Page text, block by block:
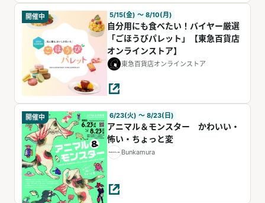
開催中 5/15(金) 〜 8/10(月)
自分用にも食べたい！バイヤー厳選
「ごほうびパレット」【東急百貨店
オンラインストア】
東急百貨店オンラインストア
開催中 6/23(火) 〜 8/23(日)
アニマル＆モンスター かわいい・
怖い・ちょっと変
Bunkamura